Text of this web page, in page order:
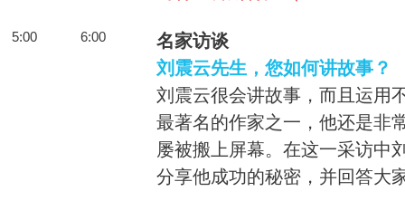
5:00 6:00
名家访谈
刘震云先生，您如何讲故事？
刘震云很会讲故事，而且运用
最著名的作家之一，他还是非
屡被搬上屏幕。在这一采访中
分享他成功的秘密，并回答大